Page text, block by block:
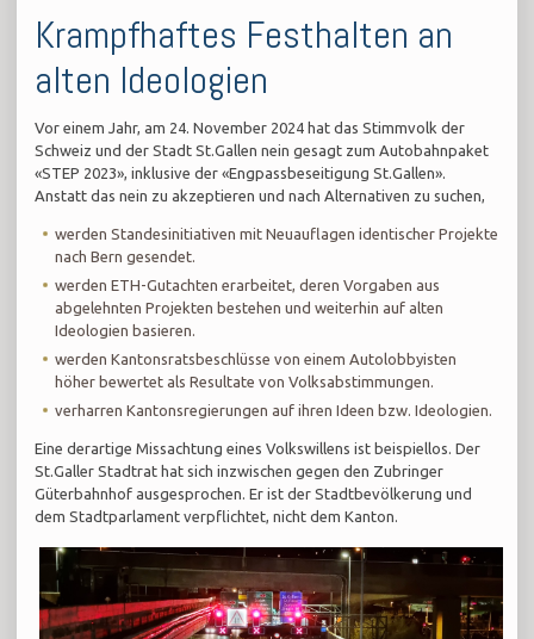
Krampfhaftes Festhalten an
alten Ideologien
Vor einem Jahr, am 24. November 2024 hat das Stimmvolk der
Schweiz und der Stadt St.Gallen nein gesagt zum Autobahnpaket
«STEP 2023», inklusive der «Engpassbeseitigung St.Gallen».
Anstatt das nein zu akzeptieren und nach Alternativen zu suchen,
werden Standesinitiativen mit Neuauflagen identischer Projekte
nach Bern gesendet.
werden ETH-Gutachten erarbeitet, deren Vorgaben aus
abgelehnten Projekten bestehen und weiterhin auf alten
Ideologien basieren.
werden Kantonsratsbeschlüsse von einem Autolobbyisten
höher bewertet als Resultate von Volksabstimmungen.
verharren Kantonsregierungen auf ihren Ideen bzw. Ideologien.
Eine derartige Missachtung eines Volkswillens ist beispiellos. Der
St.Galler Stadtrat hat sich inzwischen gegen den Zubringer
Güterbahnhof ausgesprochen. Er ist der Stadtbevölkerung und
dem Stadtparlament verpflichtet, nicht dem Kanton.